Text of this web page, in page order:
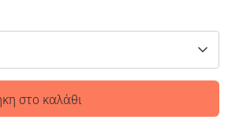
στο καλάθι